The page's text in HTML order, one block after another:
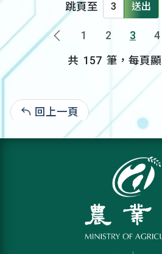
跳頁至 送出
上一頁
1 2 3 4
共 157 筆，每頁
回上一頁